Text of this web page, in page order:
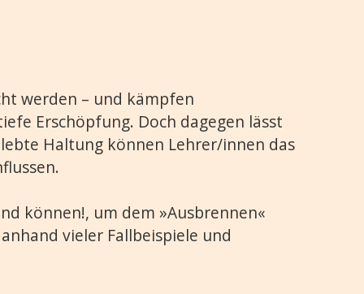
werden – und kämpfen
Erschöpfung. Doch dagegen lässt
Haltung können Lehrer/innen das
können!, um dem »Ausbrennen«
vieler Fallbeispiele und